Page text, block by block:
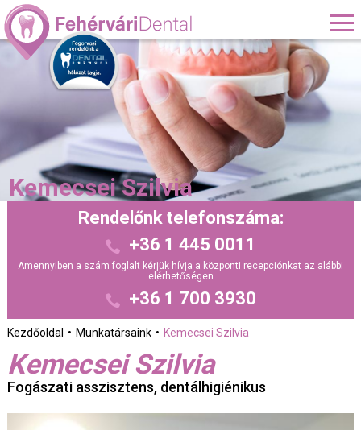
Kemecsei Szilvia
Rendelőnk telefonszáma:
+36 1 445 0011
Amennyiben a szám foglalt kérjük hívja a központi recepciónkat az alábbi
elérhetőségen
+36 1 700 3930
Kezdőoldal Munkatársaink Kemecsei Szilvia
Kemecsei Szilvia
Fogászati asszisztens, dentálhigiénikus